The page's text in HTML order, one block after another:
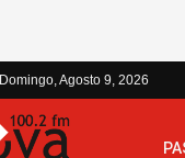
Domingo, Agosto 9, 2026